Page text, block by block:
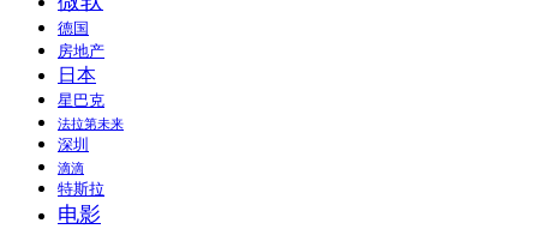
德国
房地产
日本
星巴克
法拉第未来
深圳
滴滴
特斯拉
电影